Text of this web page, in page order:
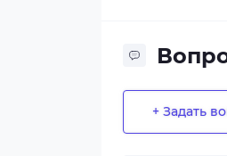
+ Задать